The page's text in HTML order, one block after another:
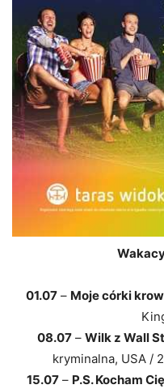
01.07 – Moje córki
08.07 – Wilk z Wall
kryminalna, USA /
15.07 – P.S. Kocham Cię